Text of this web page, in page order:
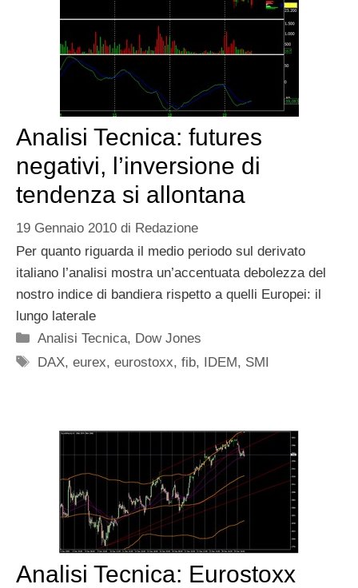
Analisi Tecnica: futures
negativi, l’inversione di
tendenza si allontana
19 Gennaio 2010 di Redazione
Per quanto riguarda il medio periodo sul derivato
italiano l’analisi mostra un’accentuata debolezza del
nostro indice di bandiera rispetto a quelli Europei: il
lungo laterale
Categorie
Analisi Tecnica, Dow Jones
Tag
DAX,eurex,eurostoxx,fib, IDEM, SMI
Analisi Tecnica: Eurostoxx